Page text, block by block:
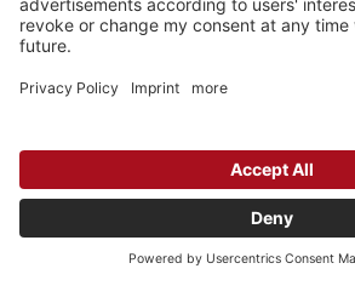
Ihre lokalen
Immobilienexperten im